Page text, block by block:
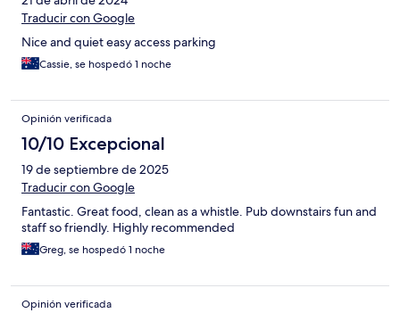
Traducir con Google
Nice and quiet easy access parking
Cassie, se hospedó 1 noche
Opinión verificada
10/10 Excepcional
19 de septiembre de 2025
Traducir con Google
Fantastic. Great food, clean as a whistle. Pub downstairs fun and
staff so friendly. Highly recommended
Greg, se hospedó 1 noche
Opinión verificada